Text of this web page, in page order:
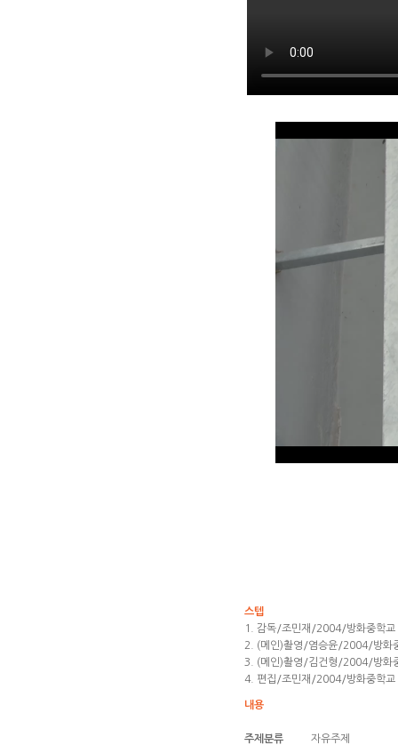
스텝
1. 감독/조민재/2004/방화중학교
2. (메인)촬영/염승윤/2004/방화
3. (메인)촬영/김건형/2004/방화
4. 편집/조민재/2004/방화중학교
내용
주제분류 자유주제